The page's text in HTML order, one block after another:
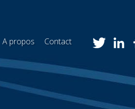
A propos Contact